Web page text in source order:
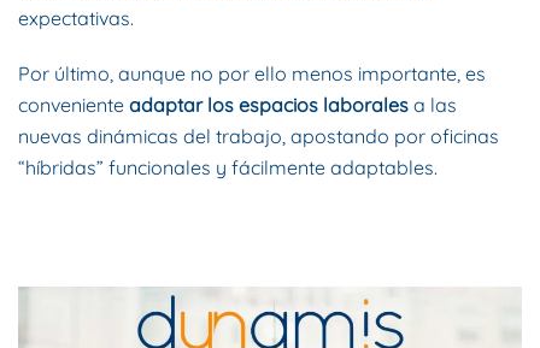
expectativas.
Por último, aunque no por ello menos importante, es
conveniente adaptar los espacios laborales a las
nuevas dinámicas del trabajo, apostando por oficinas
“híbridas” funcionales y fácilmente adaptables.